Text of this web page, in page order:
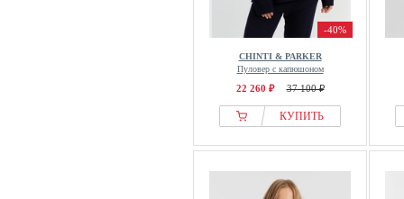
-40%
CHINTI & PARKER
Пуловер с капюшоном
22 260 ₽ 37 100 ₽
КУПИТЬ